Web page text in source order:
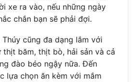
xe ra vào, nếu những ngày
chắn bạn sẽ phải đợi.
cũng đa dạng lắm với
thịt băm, thịt bò, hải sản và cả
đào béo ngậy nữa. Đến
lựa chọn ăn kèm với mắm